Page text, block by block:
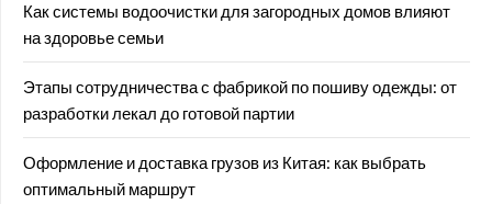
Как системы водоочистки для загородных домов влияют
на здоровье семьи
Этапы сотрудничества с фабрикой по пошиву одежды: от
разработки лекал до готовой партии
Оформление и доставка грузов из Китая: как выбрать
оптимальный маршрут